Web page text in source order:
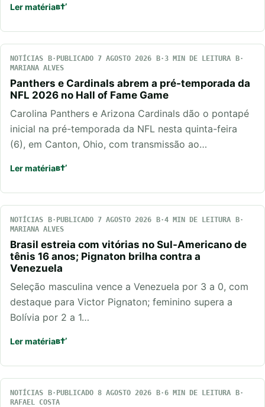
Ler matéria
NOTÍCIAS PUBLICADO 7 AGOSTO 2026
3 MIN DE LEITURA
MARIANA ALVES
Panthers e Cardinals abrem a pré-temporada da
NFL 2026 no Hall of Fame Game
Carolina Panthers e Arizona Cardinals dão o pontapé
inicial na pré-temporada da NFL nesta quinta-feira
(6), em Canton, Ohio, com transmissão ao…
Ler matéria
NOTÍCIAS PUBLICADO 7 AGOSTO 2026
4 MIN DE LEITURA
MARIANA ALVES
Brasil estreia com vitórias no Sul-Americano de
tênis 16 anos; Pignaton brilha contra a
Venezuela
Seleção masculina vence a Venezuela por 3 a 0, com
destaque para Victor Pignaton; feminino supera a
Bolívia por 2 a 1…
Ler matéria
NOTÍCIAS PUBLICADO 8 AGOSTO 2026
6 MIN DE LEITURA
RAFAEL COSTA